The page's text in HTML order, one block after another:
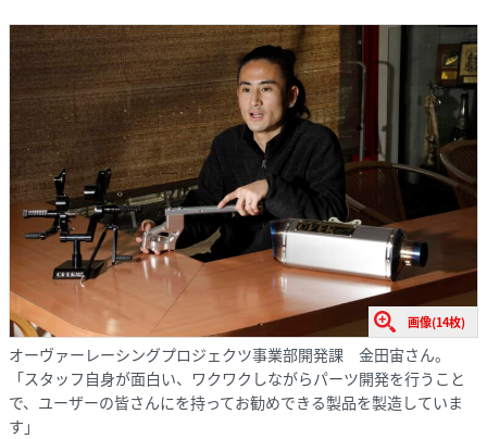
画像(14枚)
オーヴァーレーシングプロジェクツ事業部開発課 金田宙さん。
「スタッフ自身が面白い、ワクワクしながらパーツ開発を行うこと
で、ユーザーの皆さんにを持ってお勧めできる製品を製造していま
す」